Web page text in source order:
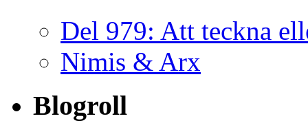
Del 979: Att teckna
Nimis & Arx
Blogroll